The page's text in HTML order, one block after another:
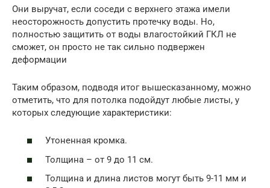
Они выручат, если соседи с верхнего этажа имели
неосторожность допустить протечку воды. Но,
полностью защитить от воды влагостойкий ГКЛ не
сможет, он просто не так сильно подвержен
деформации
Таким образом, подводя итог вышесказанному, можно
отметить, что для потолка подойдут любые листы, у
которых следующие характеристики:
Утоненная кромка.
Толщина – от 9 до 11 см.
Толщина и длина листов могут быть 9-11 мм и